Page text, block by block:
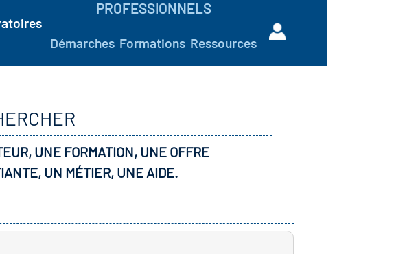
PROFESSIONNELS
Démarches Formations Ressources
UNE FORMATION, UNE OFFRE
UN MÉTIER, UNE AIDE.